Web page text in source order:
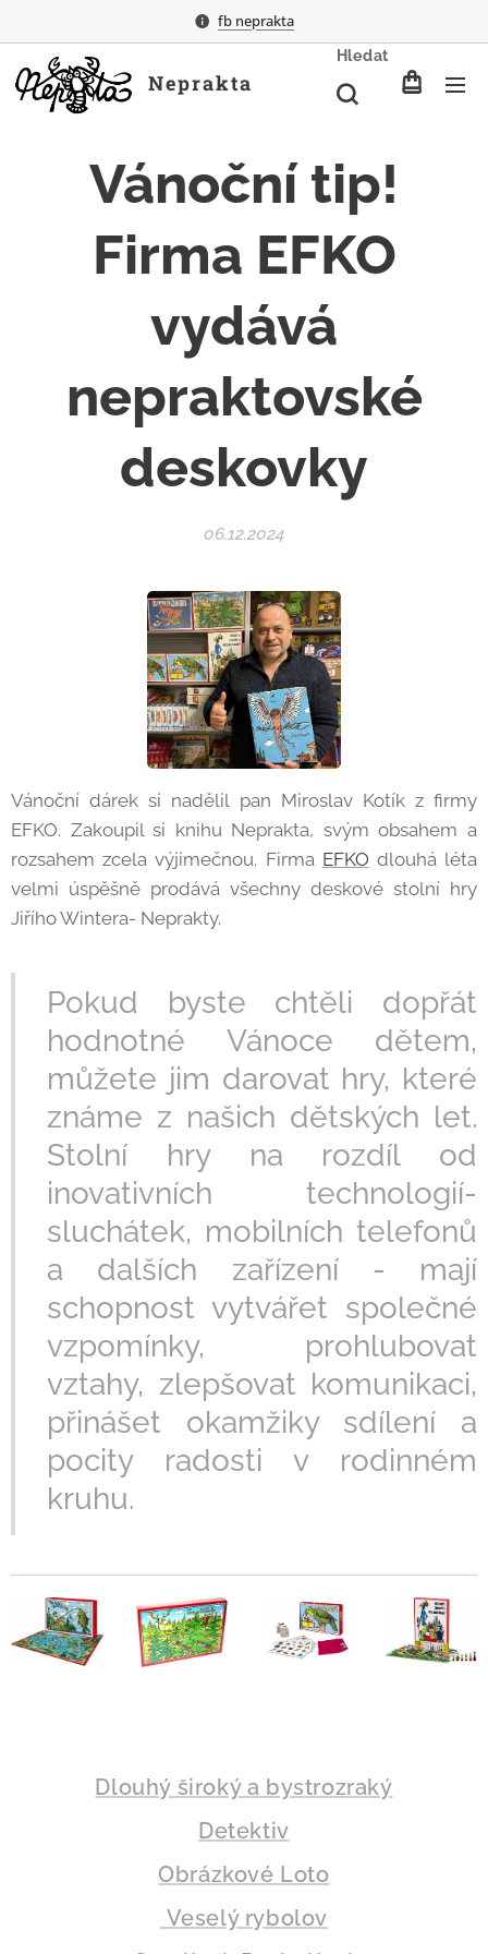
fb neprakta
Neprakta
Hledat
Vánoční tip!
Firma EFKO
vydává
nepraktovské
deskovky
06.12.2024
Vánoční dárek si nadělil pan Miroslav Kotík z firmy
EFKO. Zakoupil si knihu Neprakta, svým obsahem a
rozsahem zcela výjimečnou. Firma EFKO dlouhá léta
velmi úspěšně prodává všechny deskové stolní hry
Jiřího Wintera- Neprakty.
Pokud byste chtěli dopřát
hodnotné Vánoce dětem,
můžete jim darovat hry, které
známe z našich dětských let.
Stolní hry na rozdíl od
inovativních technologií-
sluchátek, mobilních telefonů
a dalších zařízení - mají
schopnost vytvářet společné
vzpomínky, prohlubovat
vztahy, zlepšovat komunikaci,
přinášet okamžiky sdílení a
pocity radosti v rodinném
kruhu.
Dlouhý široký a bystrozraký
Detektiv
Obrázkové Loto
Veselý rybolov